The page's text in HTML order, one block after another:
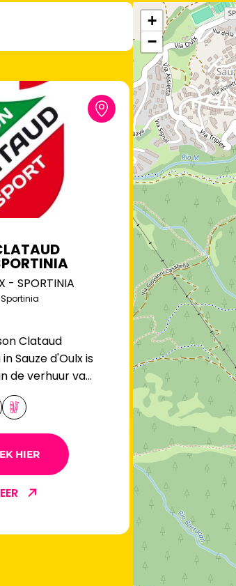
- SPORTINIA
Clataud
Sauze d'Oulx is
de verhuur van
voor
HIER
+
−